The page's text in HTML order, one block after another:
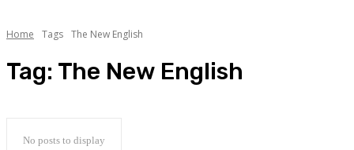
Home Tags The New English
Tag: The New English
No posts to display